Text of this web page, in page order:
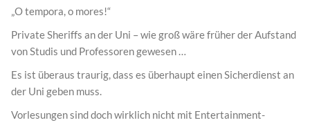
„O tempora, o mores!“
Private Sheriffs an der Uni – wie groß wäre früher der Aufstand
von Studis und Professoren gewesen …
Es ist überaus traurig, dass es überhaupt einen Sicherdienst an
der Uni geben muss.
Vorlesungen sind doch wirklich nicht mit Entertainment-